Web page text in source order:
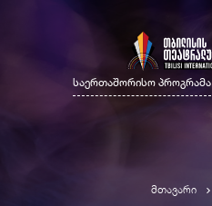
საერთაშორისო პროგრამა
მთავარი